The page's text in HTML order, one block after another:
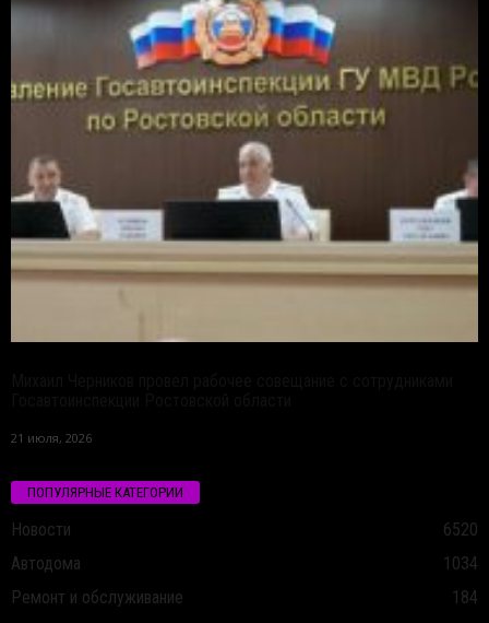
21 июля, 2026
ПОПУЛЯРНЫЕ КАТЕГОРИИ
Новости
6520
Автодома
1034
Ремонт и обслуживание
184